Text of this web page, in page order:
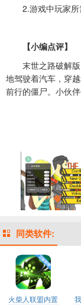
2.游戏中玩家所
【小编点评】
末世之路破解版
地驾驶着汽车，穿
前行的僵尸。小伙
同类软件:
火柴人联盟内置